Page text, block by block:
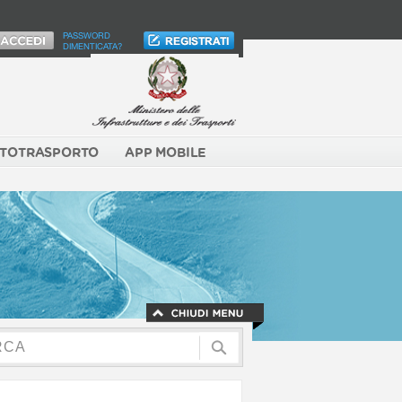
PASSWORD
DIMENTICATA?
APP MOBILE